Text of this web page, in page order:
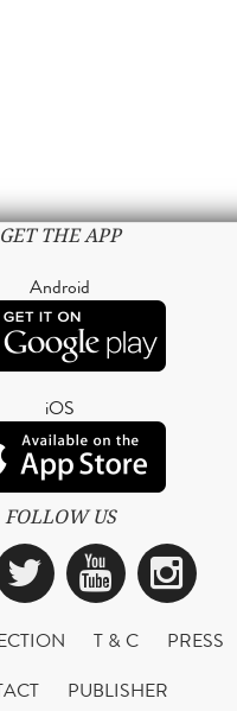
GET THE APP
Android
iOS
FOLLOW US
Twitter
T & C
PRESS
PUBLISHER